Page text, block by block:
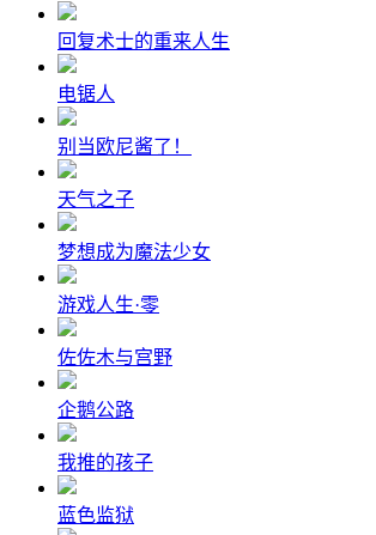
回复术士的重来人生
电锯人
别当欧尼酱了！
天气之子
梦想成为魔法少女
游戏人生·零
佐佐木与宫野
企鹅公路
我推的孩子
蓝色监狱